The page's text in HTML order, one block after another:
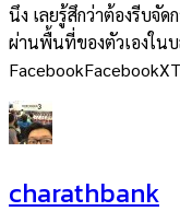
นึง เลยรู้สึกว่าต้องรีบจัด
ผ่านพื้นที่ของตัวเองใน
charathbank